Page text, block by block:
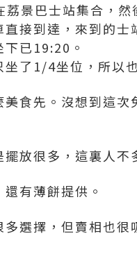
景巴士站集合，
直接到達，來到的
已19:20。
坐了1/4坐位，所以
食先。沒想到這
放很多，這裏人不
有薄餅提供。
選擇，但賣相也很